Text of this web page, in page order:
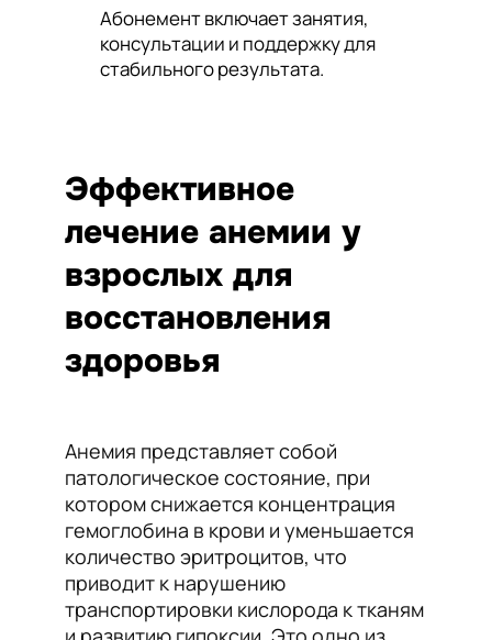
Абонемент включает занятия,
консультации и поддержку для
стабильного результата.
Эффективное
лечение анемии у
взрослых для
восстановления
здоровья
Анемия представляет собой
патологическое состояние, при
котором снижается концентрация
гемоглобина в крови и уменьшается
количество эритроцитов, что
приводит к нарушению
транспортировки кислорода к тканям